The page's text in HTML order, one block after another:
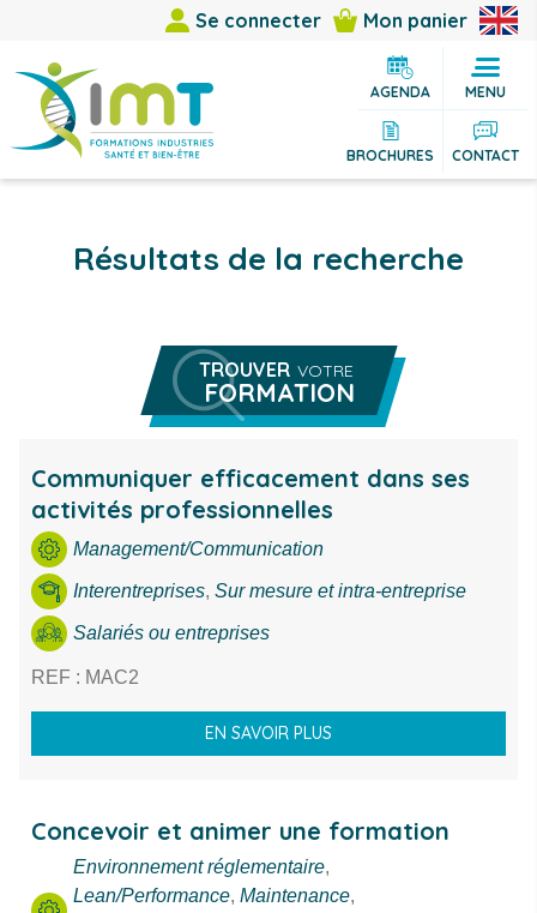
Se connecter Mon panier
MENU
AGENDA
BROCHURES CONTACT
Résultats de la recherche
TROUVER VOTRE
FORMATION
Rechercher une formation
Vous cherchez
Thème
Ville
Communiquer efficacement dans ses
activités professionnelles
Management/Communication
Interentreprises, Sur mesure et intra-entreprise
Salariés ou entreprises
REF : MAC2
EN SAVOIR PLUS
Concevoir et animer une formation
Environnement réglementaire,
Lean/Performance, Maintenance,